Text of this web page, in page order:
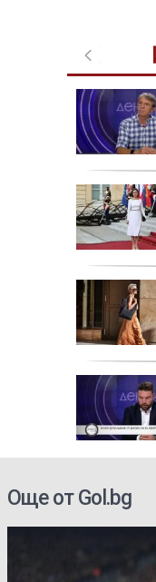
Още от Gol.bg